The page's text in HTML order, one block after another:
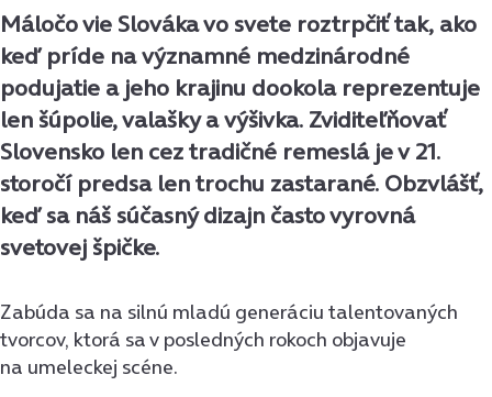
Máločo vie Slováka vo svete roztrpčiť tak, ako
keď príde na významné medzinárodné
podujatie a jeho krajinu dookola reprezentuje
len šúpolie, valašky a výšivka. Zviditeľňovať
Slovensko len cez tradičné remeslá je v 21.
storočí predsa len trochu zastarané. Obzvlášť,
keď sa náš súčasný dizajn často vyrovná
svetovej špičke.
Zabúda sa na silnú mladú generáciu talentovaných
tvorcov, ktorá sa v posledných rokoch objavuje
na umeleckej scéne.